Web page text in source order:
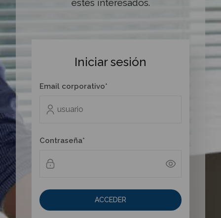
estés interesados.
Iniciar sesión
Email corporativo*
Contraseña*
ACCEDER